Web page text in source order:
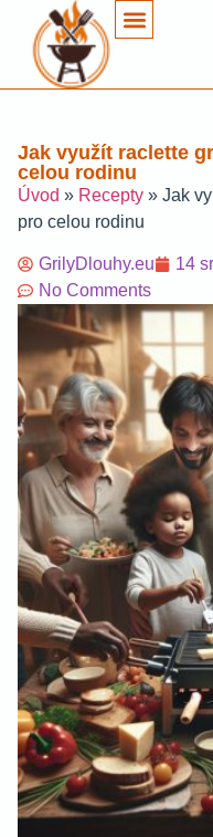
Jak využít raclette
celou rodinu
Úvod » Recepty » Jak
pro celou rodinu
GrilyDlouhy.eu 14
No Comments